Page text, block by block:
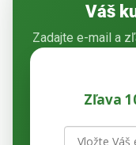
Váš
Zadajte e-mail a
Zľava